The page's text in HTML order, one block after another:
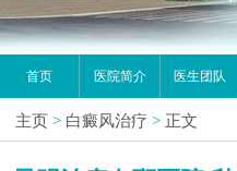
首页 医院简介 医生团队
主页 > 白癜风治疗 > 正文